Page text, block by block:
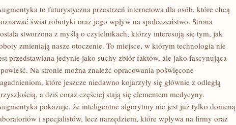
to futurystyczna przestrzeń internetowa dla osób, które chcą
świat robotyki oraz jego wpływ na społeczeństwo. Strona
stworzona z myślą o czytelnikach, którzy interesują się tym, jak
zmieniają nasze otoczenie. To miejsce, w którym technologia nie
przedstawiana jedynie jako suchy zbiór faktów, ale jako fascynująca
Na stronie można znaleźć opracowania poświęcone
które jeszcze niedawno kojarzyły się głównie z odległą
a dziś coraz częściej stają się elementem medycyny.
pokazuje, że inteligentne algorytmy nie jest już tylko domeną
i specjalistów, lecz narzędziem, które wpływa na firmy oraz